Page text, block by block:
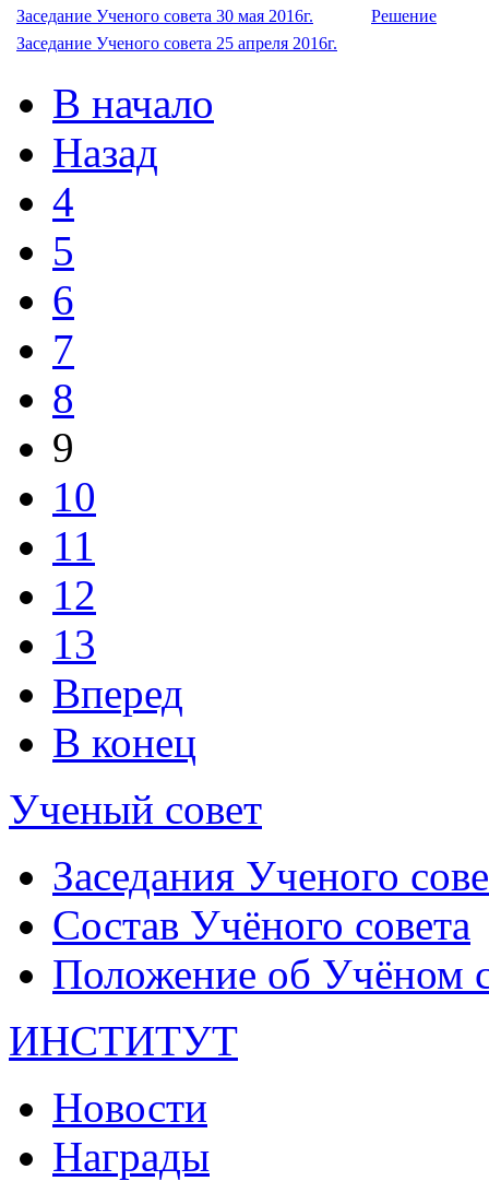
Заседание Ученого совета 30 мая 2016г.
Решение
Заседание Ученого совета 25 апреля 2016г.
В начало
Назад
4
5
6
7
8
9
10
11
12
13
Вперед
В конец
Ученый совет
Заседания Ученого
Состав Учёного совета
Положение об Учёном
ИНСТИТУТ
Новости
Награды